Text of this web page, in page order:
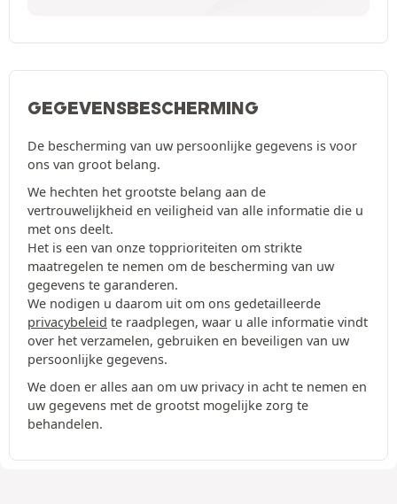
GEGEVENSBESCHERMING
De bescherming van uw persoonlijke gegevens is voor
ons van groot belang.
We hechten het grootste belang aan de
vertrouwelijkheid en veiligheid van alle informatie die u
met ons deelt.
Het is een van onze topprioriteiten om strikte
maatregelen te nemen om de bescherming van uw
gegevens te garanderen.
We nodigen u daarom uit om ons gedetailleerde
privacybeleid te raadplegen, waar u alle informatie vindt
over het verzamelen, gebruiken en beveiligen van uw
persoonlijke gegevens.
We doen er alles aan om uw privacy in acht te nemen en
uw gegevens met de grootst mogelijke zorg te
behandelen.